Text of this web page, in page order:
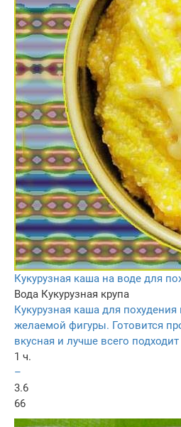
Кукурузная каша на воде для
Вода Кукурузная крупа
Кукурузная каша для
желаемой фигуры. Готовится
вкусная и лучше всего
1 ч.
–
3.6
66